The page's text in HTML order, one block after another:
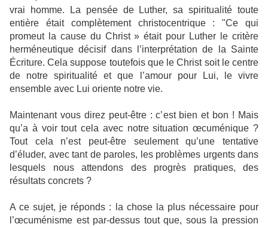
vrai homme. La pensée de Luther, sa spiritualité toute
entière était complètement christocentrique : "Ce qui
promeut la cause du Christ » était pour Luther le critère
herméneutique décisif dans l’interprétation de la Sainte
Écriture. Cela suppose toutefois que le Christ soit le centre
de notre spiritualité et que l’amour pour Lui, le vivre
ensemble avec Lui oriente notre vie.
Maintenant vous direz peut-être : c’est bien et bon ! Mais
qu’a à voir tout cela avec notre situation œcuménique ?
Tout cela n’est peut-être seulement qu’une tentative
d’éluder, avec tant de paroles, les problèmes urgents dans
lesquels nous attendons des progrès pratiques, des
résultats concrets ?
A ce sujet, je réponds : la chose la plus nécessaire pour
l’œcuménisme est par-dessus tout que, sous la pression